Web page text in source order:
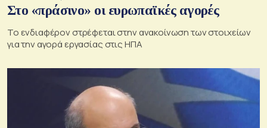
Στο «πράσινο» οι ευρωπαϊκές αγορές
Το ενδιαφέρον στρέφεται στην ανακοίνωση των στοιχείων
για την αγορά εργασίας στις ΗΠΑ